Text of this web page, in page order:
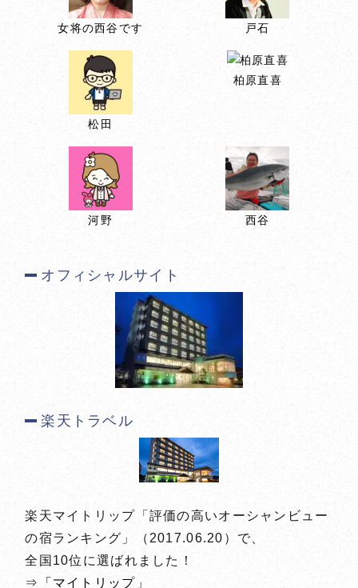
女将の西谷です 戸石
松田
柏原直喜
河野 西谷
オフィシャルサイト
楽天トラベル
楽天マイトリップ「評価の高いオーシャンビュー
の宿ランキング」（2017.06.20）で、
全国10位に選ばれました！
⇒「マイトリップ」